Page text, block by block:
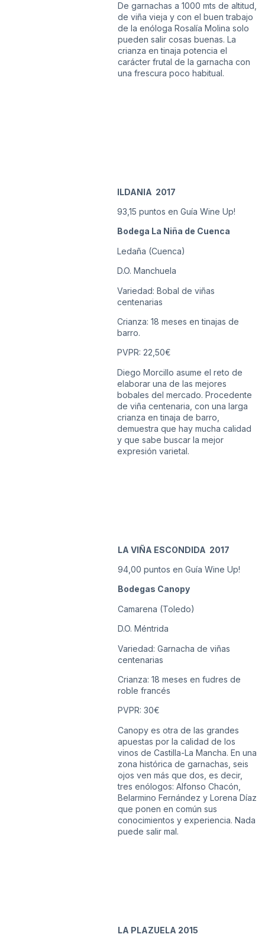
De garnachas a 1000 mts de altitud,
de viña vieja y con el buen trabajo
de la enóloga Rosalía Molina solo
pueden salir cosas buenas. La
crianza en tinaja potencia el
carácter frutal de la garnacha con
una frescura poco habitual.
ILDANIA 2017
93,15 puntos en Guía Wine Up!
Bodega La Niña de Cuenca
Ledaña (Cuenca)
D.O. Manchuela
Variedad: Bobal de viñas
centenarias
Crianza: 18 meses en tinajas de
barro.
PVPR: 22,50€
Diego Morcillo asume el reto de
elaborar una de las mejores
bobales del mercado. Procedente
de viña centenaria, con una larga
crianza en tinaja de barro,
demuestra que hay mucha calidad
y que sabe buscar la mejor
expresión varietal.
LA VIÑA ESCONDIDA 2017
94,00 puntos en Guía Wine Up!
Bodegas Canopy
Camarena (Toledo)
D.O. Méntrida
Variedad: Garnacha de viñas
centenarias
Crianza: 18 meses en fudres de
roble francés
PVPR: 30€
Canopy es otra de las grandes
apuestas por la calidad de los
vinos de Castilla-La Mancha. En una
zona histórica de garnachas, seis
ojos ven más que dos, es decir,
tres enólogos: Alfonso Chacón,
Belarmino Fernández y Lorena Díaz
que ponen en común sus
conocimientos y experiencia. Nada
puede salir mal.
LA PLAZUELA 2015